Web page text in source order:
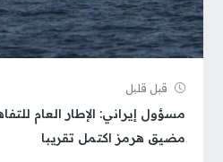
قبل قلیل
مسؤول إيراني: الإطار العام
مضيق هرمز اكتمل تقريبا